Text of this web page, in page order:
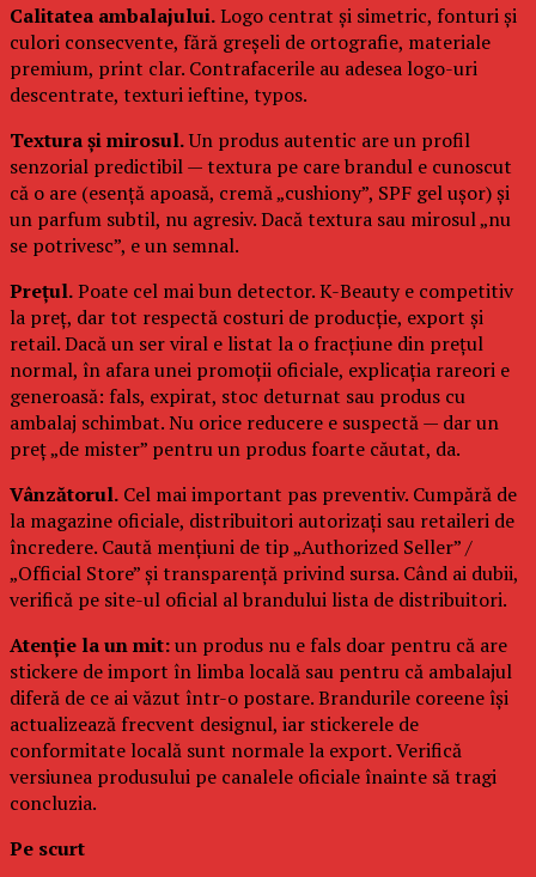
Calitatea ambalajului.Logo centrat și simetric, fonturi și
culori consecvente, fără greșeli de ortografie, materiale
premium, print clar. Contrafacerile au adesea logo-uri
descentrate, texturi ieftine, typos.
Textura și mirosul.Un produs autentic are un profil
senzorial predictibil — textura pe care brandul e cunoscut
că o are (esență apoasă, cremă „cushiony”, SPF gel ușor) și
un parfum subtil, nu agresiv. Dacă textura sau mirosul „nu
se potrivesc”, e un semnal.
Prețul.Poate cel mai bun detector. K-Beauty e competitiv
la preț, dar tot respectă costuri de producție, export și
retail. Dacă un ser viral e listat la o fracțiune din prețul
normal, în afara unei promoții oficiale, explicația rareori e
generoasă: fals, expirat, stoc deturnat sau produs cu
ambalaj schimbat. Nu orice reducere e suspectă — dar un
preț „de mister” pentru un produs foarte căutat, da.
Vânzătorul. Cel mai important pas preventiv. Cumpără de
la magazine oficiale, distribuitori autorizați sau retaileri de
încredere. Caută mențiuni de tip „Authorized Seller” /
„Official Store” și transparență privind sursa. Când ai dubii,
verifică pe site-ul oficial al brandului lista de distribuitori.
Atenție la un mit:un produs nu e fals doar pentru că are
stickere de import în limba locală sau pentru că ambalajul
diferă de ce ai văzut într-o postare. Brandurile coreene își
actualizează frecvent designul, iar stickerele de
conformitate locală sunt normale la export. Verifică
versiunea produsului pe canalele oficiale înainte să tragi
concluzia.
Pe scurt